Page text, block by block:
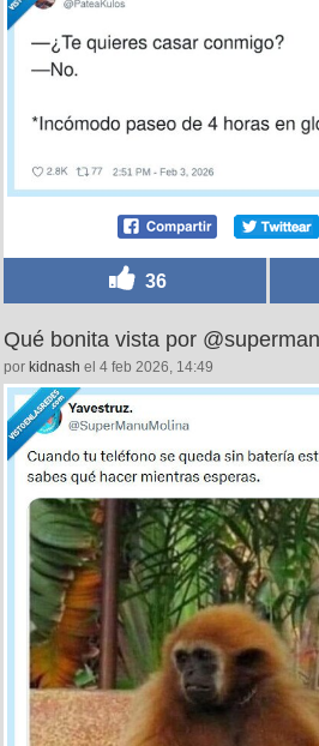
36
Qué bonita vista por
por kidnash el 4 feb 2026, 14:49